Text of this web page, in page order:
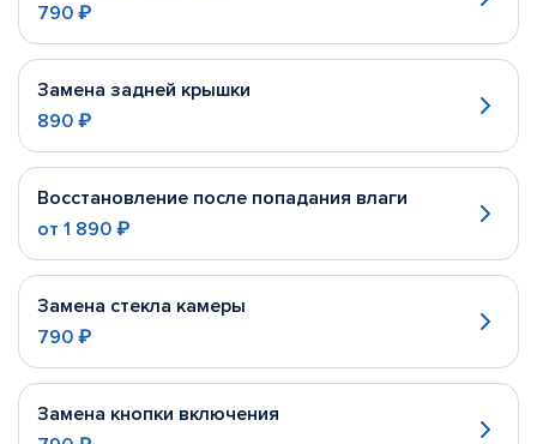
790 ₽
Замена задней крышки
890 ₽
Восстановление после попадания влаги
от 1 890 ₽
Замена стекла камеры
790 ₽
Замена кнопки включения